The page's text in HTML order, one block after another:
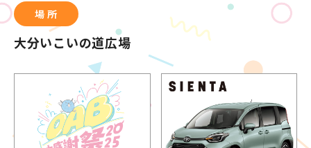
場 所
大分いこいの道広場